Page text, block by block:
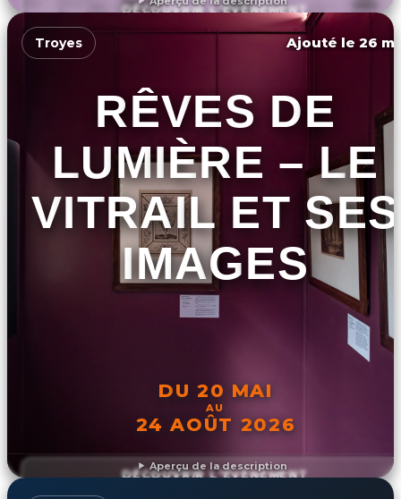
DÉCOUVRIR L'ÉVÉNEMENT
Aperçu de la description
Troyes Ajouté le 26
RÊVES DE
LUMIÈRE – LE
VITRAIL ET SES
IMAGES
DU 20 MAI
AU
24 AOÛT 2026
DÉCOUVRIR L'ÉVÉNEMENT